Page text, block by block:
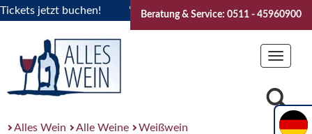
jetzt buchen! "Das Sommerfest 2026" Vive la
Beratung & Service: 0511 - 45960900
Toggle
Alles Wein Alle Weine Weißwein